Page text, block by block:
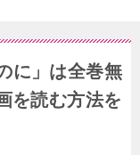
に」は全巻無
を読む⽅法を